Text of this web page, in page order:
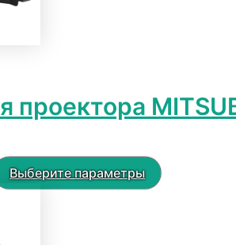
проектора
₽
Выберите параметры
Этот